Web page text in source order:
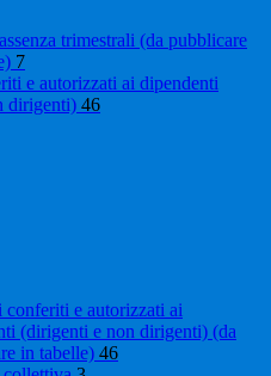
trimestrali (da pubblicare
7
e autorizzati ai dipendenti
dirigenti) 46
conferiti e autorizzati ai
(dirigenti e non dirigenti) (da
in tabelle) 46